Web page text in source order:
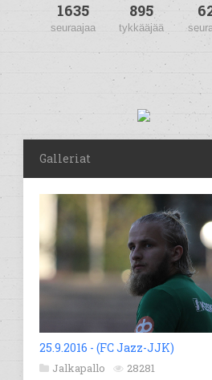
1635
seuraajaa
895
tykkääjää
Galleriat
25.9.2016 - (FC Jazz-JJK)
Jalkapallo 28281